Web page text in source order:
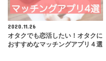
組みは面白いが、今
たアプリのなかでは婚
剣度は多分一番低
2020.11.26
オタクでも恋活したい！オタクに
おすすめなマッチングアプリ４選